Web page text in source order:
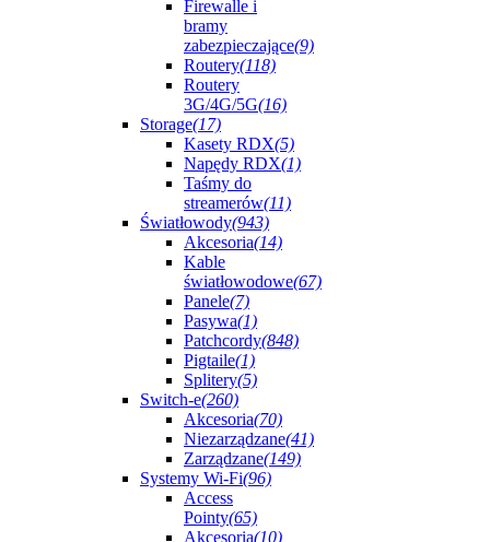
Firewalle i
bramy
zabezpieczające(9)
Routery(118)
Routery
3G/4G/5G(16)
Storage(17)
Kasety RDX(5)
Napędy RDX(1)
Taśmy do
streamerów(11)
Światłowody(943)
Akcesoria(14)
Kable
światłowodowe(67)
Panele(7)
Pasywa(1)
Patchcordy(848)
Pigtaile(1)
Splitery(5)
Switch-e(260)
Akcesoria(70)
Niezarządzane(41)
Zarządzane(149)
Systemy Wi-Fi(96)
Access
Pointy(65)
Akcesoria(10)